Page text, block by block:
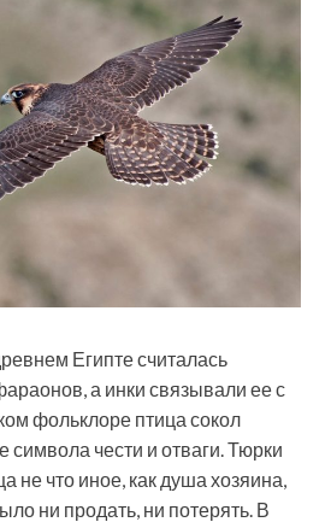
Египте считалась
а инки связывали ее с
фольклоре птица сокол
символа чести и отваги. Тюрки
не что иное, как душа хозяина,
ни продать, ни потерять. В